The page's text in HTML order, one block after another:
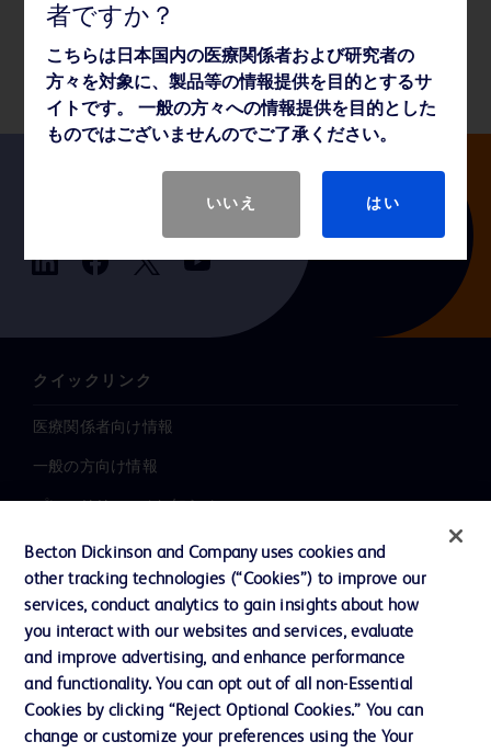
梱包
クイックリンク
医療関係者向け情報
一般の方向け情報
プレスリリース / お知らせ
インクルージョン、ダイバー
シティ ＆ エクイティ
投資家向け情報（英語）
会社案内
お問い合わせ
者ですか？
こちらは日本国内の医療関係者および研究者の
方々を対象に、製品等の情報提供を目的とするサ
イトです。 一般の方々への情報提供を目的とした
ものではございませんのでご了承ください。
いいえ はい
Becton Dickinson and Company uses cookies and
other tracking technologies (“Cookies”) to improve our
services, conduct analytics to gain insights about how
you interact with our websites and services, evaluate
and improve advertising, and enhance performance
and functionality. You can opt out of all non-Essential
Cookies by clicking “Reject Optional Cookies.” You can
change or customize your preferences using the Your